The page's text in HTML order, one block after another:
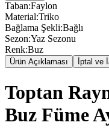
Taban:Faylon
Material:Triko
Bağlama Şekli:Bağlı
Sezon:Yaz Sezonu
Renk:Buz
Ürün Açıklaması İptal ve
Toptan
Buz Füme